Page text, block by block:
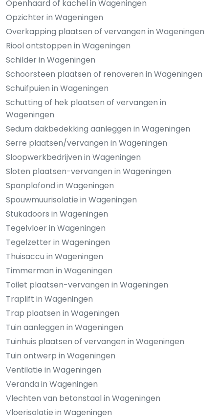
Openhaard of kachel in Wageningen
Opzichter in Wageningen
Overkapping plaatsen of vervangen in Wageningen
Riool ontstoppen in Wageningen
Schilder in Wageningen
Schoorsteen plaatsen of renoveren in Wageningen
Schuifpuien in Wageningen
Schutting of hek plaatsen of vervangen in
Wageningen
Sedum dakbedekking aanleggen in Wageningen
Serre plaatsen/vervangen in Wageningen
Sloopwerkbedrijven in Wageningen
Sloten plaatsen-vervangen in Wageningen
Spanplafond in Wageningen
Spouwmuurisolatie in Wageningen
Stukadoors in Wageningen
Tegelvloer in Wageningen
Tegelzetter in Wageningen
Thuisaccu in Wageningen
Timmerman in Wageningen
Toilet plaatsen-vervangen in Wageningen
Traplift in Wageningen
Trap plaatsen in Wageningen
Tuin aanleggen in Wageningen
Tuinhuis plaatsen of vervangen in Wageningen
Tuin ontwerp in Wageningen
Ventilatie in Wageningen
Veranda in Wageningen
Vlechten van betonstaal in Wageningen
Vloerisolatie in Wageningen